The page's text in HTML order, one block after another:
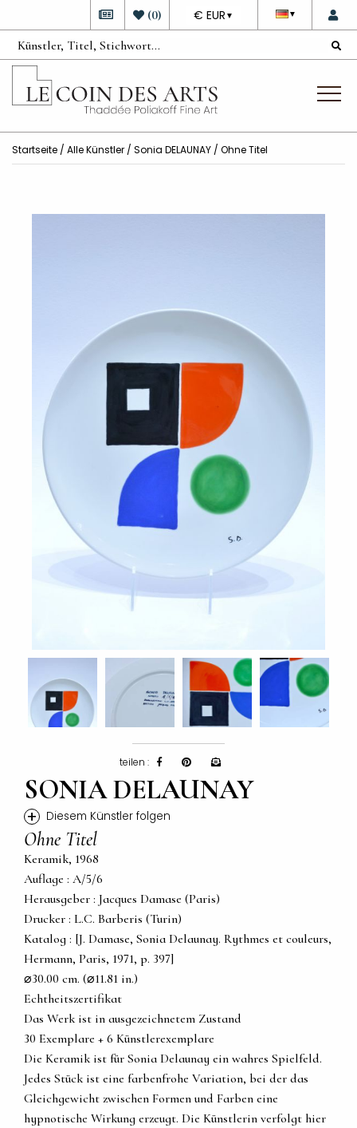
▼
DEVISE
€ EUR ▼
(0)
Startseite / Alle Künstler / Sonia DELAUNAY / Ohne Titel
teilen :
SONIA DELAUNAY
+ Diesem Künstler folgen
Ohne Titel
Keramik, 1968
Auflage : A/5/6
Herausgeber : Jacques Damase (Paris)
Drucker : L.C. Barberis (Turin)
Katalog : [J. Damase, Sonia Delaunay. Rythmes et couleurs,
Hermann, Paris, 1971, p. 397]
⌀30.00 cm. (⌀11.81 in.)
Echtheitszertifikat
Das Werk ist in ausgezeichnetem Zustand
30 Exemplare + 6 Künstlerexemplare
Die Keramik ist für Sonia Delaunay ein wahres Spielfeld.
Jedes Stück ist eine farbenfrohe Variation, bei der das
Gleichgewicht zwischen Formen und Farben eine
hypnotische Wirkung erzeugt. Die Künstlerin verfolgt hier